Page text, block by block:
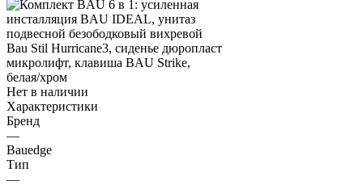
Нет в наличии
Характеристики
Бренд
—
Bauedge
Тип
—